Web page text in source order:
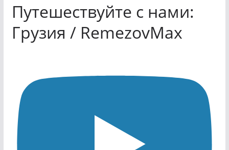
Путешествуйте с нами:
Грузия / RemezovMax